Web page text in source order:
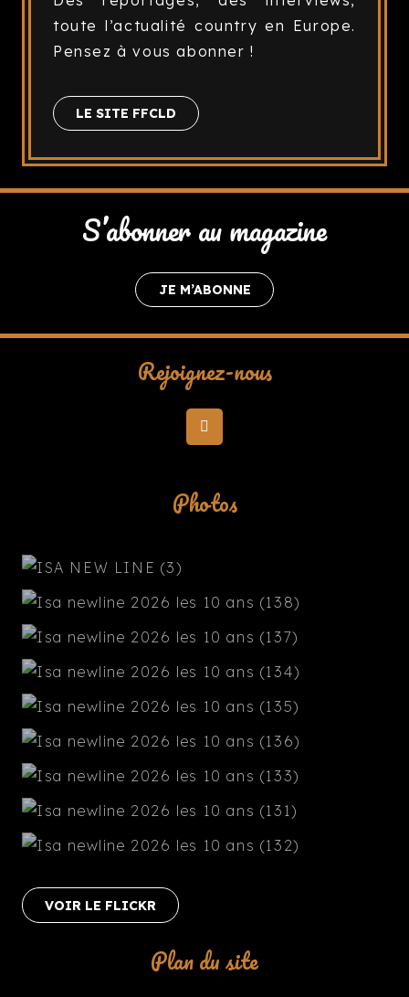
toute l’actualité country en Europe.
Pensez à vous abonner !
LE SITE FFCLD
S’abonner au magazine
JE M’ABONNE
Rejoignez-nous
Photos
VOIR LE FLICKR
Plan du site